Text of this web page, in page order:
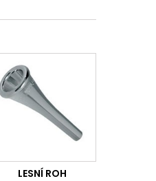
LESNÍ ROH